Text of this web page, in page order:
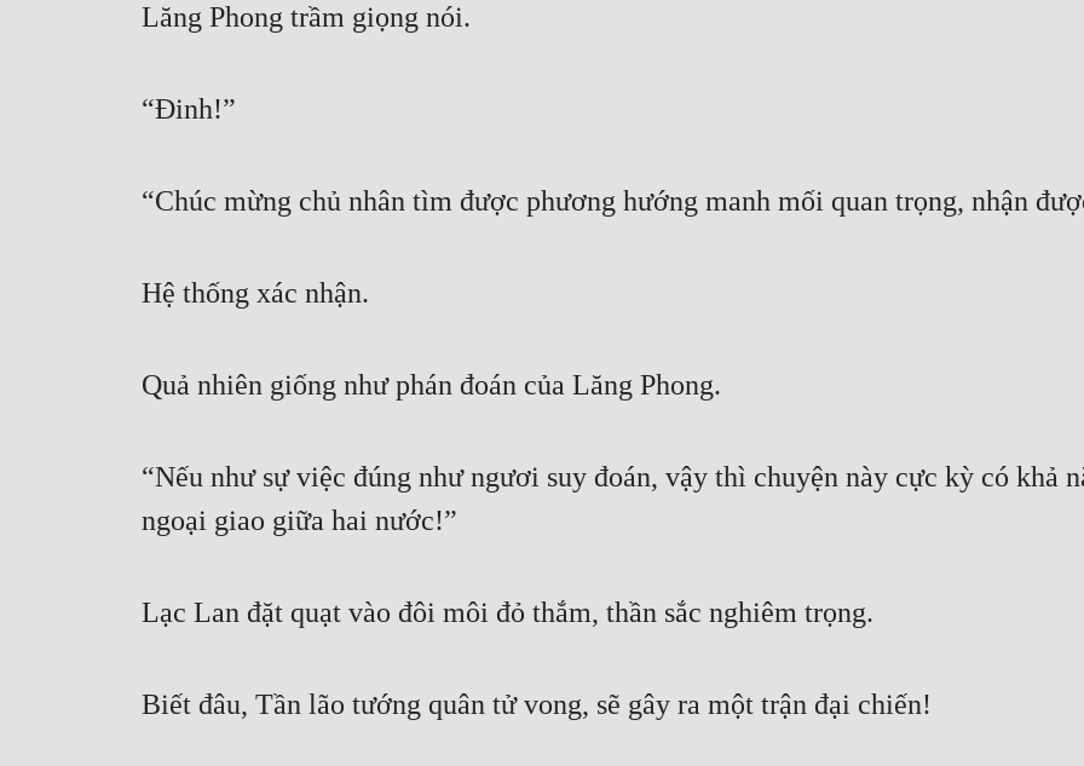
Lăng Phong trầm giọng nói.
“Đinh!”
“Chúc mừng chủ nhân tìm được phương hướng manh mối quan trọng, nhận
Hệ thống xác nhận.
Quả nhiên giống như phán đoán của Lăng Phong.
“Nếu như sự việc đúng như ngươi suy đoán, vậy thì chuyện này cực kỳ có khả
ngoại giao giữa hai nước!”
Lạc Lan đặt quạt vào đôi môi đỏ thắm, thần sắc nghiêm trọng.
Biết đâu, Tần lão tướng quân tử vong, sẽ gây ra một trận đại chiến!